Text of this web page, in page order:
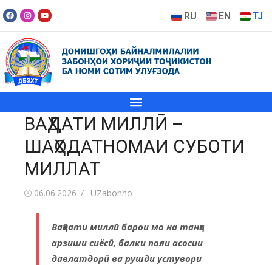
RU EN TJ
ВАҲДАТИ МИЛЛӢ –
ШАҲОДАТНОМАИ СУБОТИ
МИЛЛАТ
06.06.2026 UZabonho
Ваҳдати миллӣ барои мо на танҳо
арзиши сиёсӣ, балки пояи асосии
давлатдорӣ ва рушди устувори